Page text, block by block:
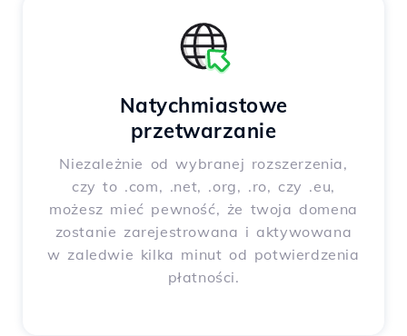
Natychmiastowe
przetwarzanie
Niezależnie od wybranej rozszerzenia,
czy to .com, .net, .org, .ro, czy .eu,
możesz mieć pewność, że twoja domena
zostanie zarejestrowana i aktywowana
w zaledwie kilka minut od potwierdzenia
płatności.